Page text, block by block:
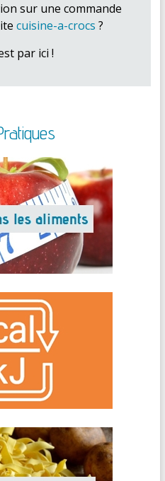
sur une commande
cuisine-a-crocs ?
par ici !